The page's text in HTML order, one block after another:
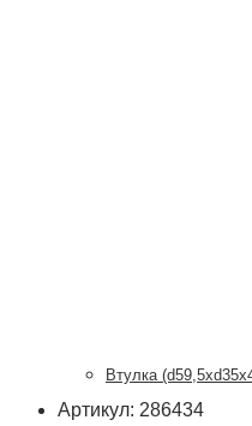
Втулка
Артикул: 286434